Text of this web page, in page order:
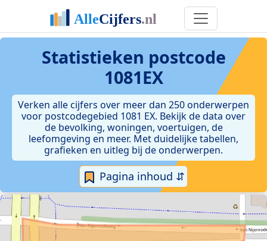
Statistieken postcode
1081EX
Verken alle cijfers over meer dan 250 onderwerpen
voor postcodegebied 1081 EX. Bekijk de data over
de bevolking, woningen, voertuigen, de
leefomgeving en meer. Met duidelijke tabellen,
grafieken en uitleg bij de onderwerpen.
Pagina inhoud ⇵